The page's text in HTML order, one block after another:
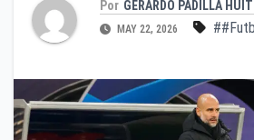
Por GERARDO PADILLA
MAY 22, 2026